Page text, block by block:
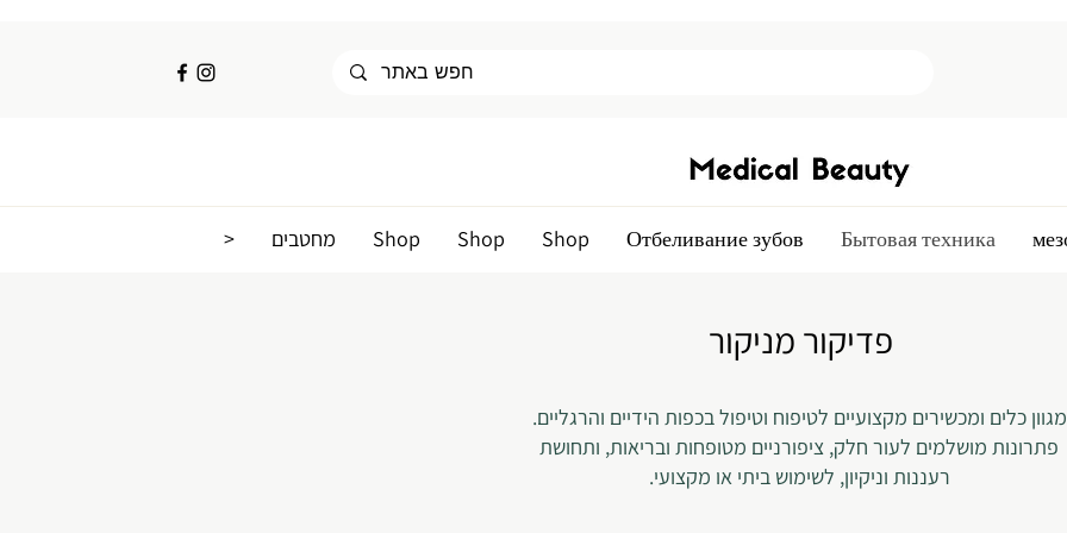
Бытовая техника
Отбеливание зубов
Shop
Shop
Shop מחטבים <
פדיקור מניקור
מגוון כלים ומכשירים מקצועיים לטיפוח וטיפול בכפות הידיים והרגליים.
פתרונות מושלמים לעור חלק, ציפורניים מטופחות ובריאות, ותחושת
רעננות וניקיון, לשימוש ביתי או מקצועי.